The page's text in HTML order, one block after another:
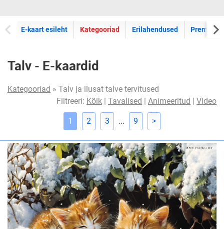
E-kaart esileht E-kaartide
Kategooriad Erilahendused Premium
Talv - E-kaardid
Kategooriad » Talv ja ilusat talve tervitused
Filtreeri: Kõik | Tavalised | Animeeritud | Video
1 2 3 ... 9 >